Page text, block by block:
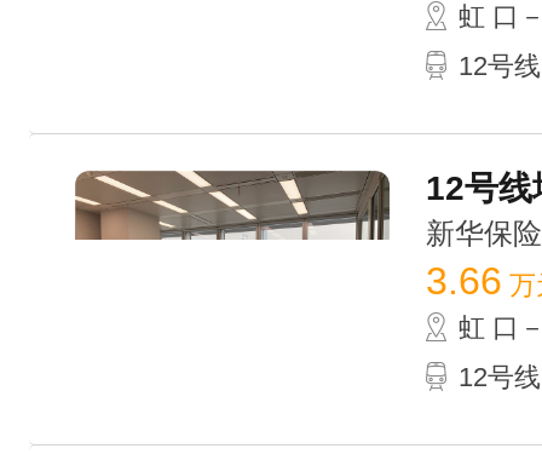
虹 口
12号
12号线
新华保
3.66 万
虹 口
12号